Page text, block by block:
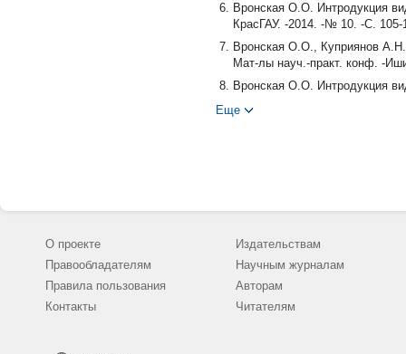
Вронская О.О. Интродукция
КрасГАУ. -2014. -№ 10. -С. 105-
Вронская О.О., Куприянов
Мат-лы науч.-практ. конф. -
Вронская О.О. Интродукция
конф. (21-22 мая 2013 г., г.
Ботанические исследования
-Вып. 6. -223 с.
Куприянов А.Н. Теория и
Лучник З.И. Фенологические
-128 с.
Еще
О проекте
Правообладателям
Правила пользования
Контакты
Издательствам
Научным журналам
Авторам
Читателям